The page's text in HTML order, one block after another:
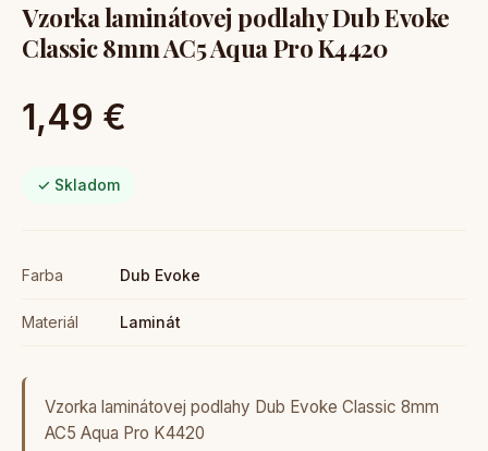
Vzorka laminátovej podlahy Dub Evoke
Classic 8mm AC5 Aqua Pro K4420
1,49 €
✓ Skladom
Farba Dub Evoke
Materiál Laminát
Vzorka laminátovej podlahy Dub Evoke Classic 8mm
AC5 Aqua Pro K4420